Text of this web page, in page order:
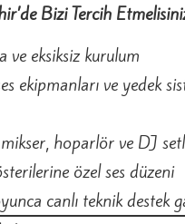
Bizi Tercih
ve eksiksiz kurulum
ekipmanları ve yedek
hoparlör ve DJ
özel ses düzeni
canlı teknik destek